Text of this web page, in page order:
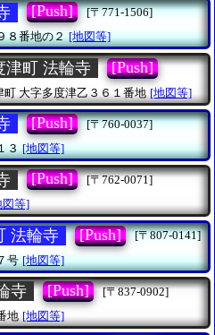
[Push]
[〒771-1506]
８番地の２ [地図等]
津町 法輪寺 [Push]
町 大字多度津乙３６１番地 [地図等]
[Push]
[〒760-0037]
３ [地図等]
[Push]
[〒762-0071]
図等]
法輪寺 [Push]
[〒807-0141]
号 [地図等]
寺 [Push]
[〒837-0902]
地 [地図等]